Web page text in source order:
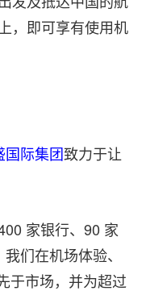
，即可享有使用机
国际集团致力于让
家银行、90 家
们在机场体验、
于市场，并为超过